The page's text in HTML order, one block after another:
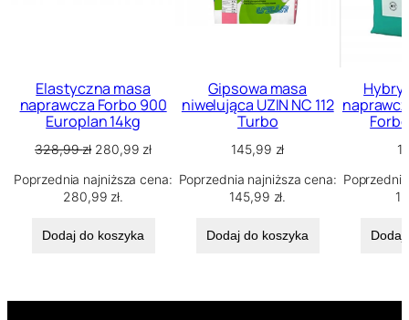
Elastyczna masa
naprawcza Forbo 900
Europlan 14kg
328,99zł Pierwotna
wynosiła:
328,99 zł.
280,99 złAktualna
wynosi:
Poprzednia najniższa cena:
280,99 zł.
Dodaj do koszyka
Gipsowa masa
niwelująca UZIN NC 112
Turbo
145,99 zł
Poprzednia najniższa cena:
145,99 zł.
Dodaj do koszyka Dodaj